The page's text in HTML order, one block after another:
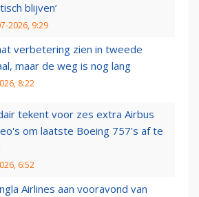
blijven’
2026, 9:29
verbetering zien in tweede
maar de weg is nog lang
8:22
tekent voor zes extra Airbus
om laatste Boeing 757's af te
6:52
Airlines aan vooravond van